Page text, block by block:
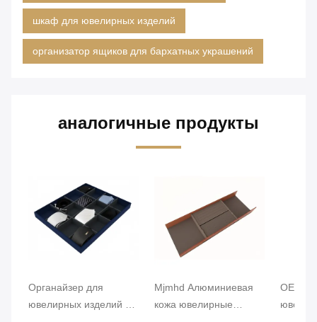
шкаф для ювелирных изделий
организатор ящиков для бархатных украшений
аналогичные продукты
Органайзер для
ювелирных изделий из
Mjmhd Алюминиевая
кожа ювелирные
OEM